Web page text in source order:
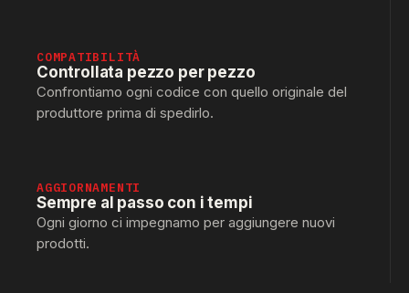
COMPATIBILITÀ
Controllata pezzo per pezzo
Confrontiamo ogni codice con quello originale del
produttore prima di spedirlo.
AGGIORNAMENTI
Sempre al passo con i tempi
Ogni giorno ci impegnamo per aggiungere nuovi
prodotti.